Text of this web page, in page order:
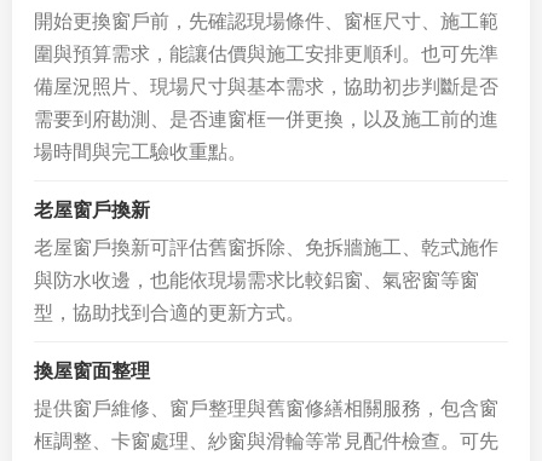
開始更換窗戶前，先確認現場條件、窗框尺寸、施工範
圍與預算需求，能讓估價與施工安排更順利。也可先準
備屋況照片、現場尺寸與基本需求，協助初步判斷是否
需要到府勘測、是否連窗框一併更換，以及施工前的進
場時間與完工驗收重點。
老屋窗戶換新
老屋窗戶換新可評估舊窗拆除、免拆牆施工、乾式施作
與防水收邊，也能依現場需求比較鋁窗、氣密窗等窗
型，協助找到合適的更新方式。
換屋窗面整理
提供窗戶維修、窗戶整理與舊窗修繕相關服務，包含窗
框調整、卡窗處理、紗窗與滑輪等常見配件檢查。可先